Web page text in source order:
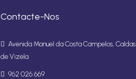
Contacte-Nos
Avenida Manuel da Costa Campelos, Caldas
de Vizela
962 026 669